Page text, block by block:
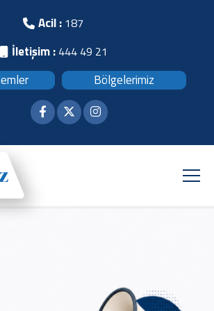
Acil : 187
İletişim : 444 49 21
Bölgelerimiz